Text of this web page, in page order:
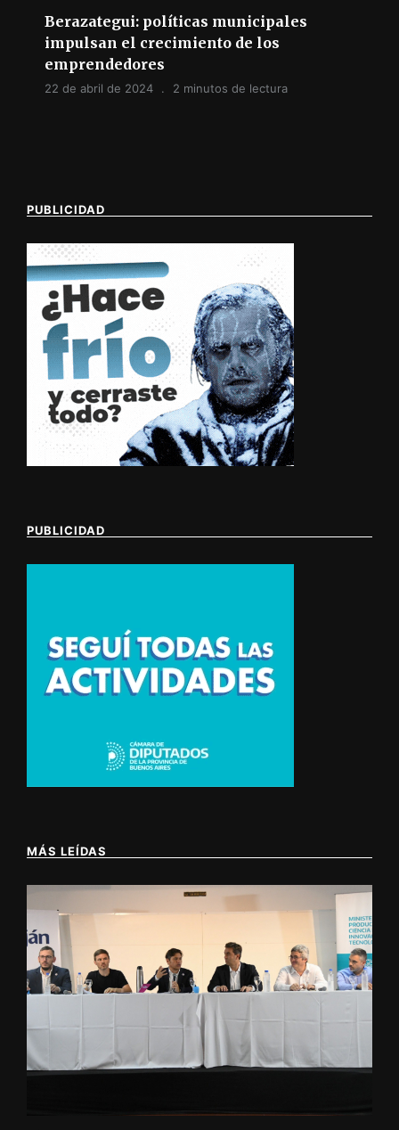
Berazategui: políticas municipales
impulsan el crecimiento de los
emprendedores
22 de abril de 2024 2 minutos de lectura
PUBLICIDAD
PUBLICIDAD
MÁS LEÍDAS